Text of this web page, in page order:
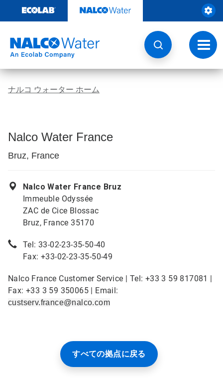
テ
る
ト
グ
ル
ナ
ナルコ ウォーター ホーム
Nalco Water France
Bruz, France
Nalco Water France Bruz
Immeuble Odyssée
ZAC de Cice Blossac
Bruz, France 35170
Tel: 33-02-23-35-50-40
Fax: +33-02-23-35-50-49
Nalco France Customer Service | Tel: +33 3 59 817081 |
Fax: +33 3 59 350065 | Email:
custserv.france@nalco.com
すべての拠点に戻る